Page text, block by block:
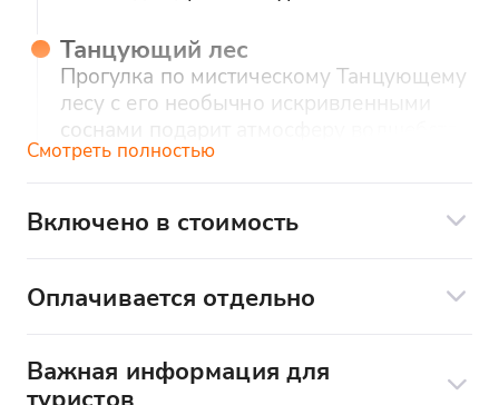
Танцующий лес
Прогулка по мистическому Танцующему
лесу с его необычно искривленными
соснами подарит атмосферу волшебства
и загадок природы.
Королевский почтовый тракт
тракту, по которому когда-то шли
Берег Балтики
Смотреть полностью
Включено в стоимость
Экскурсионное сопровождение
Оплачивается отдельно
Проезд в национальный парк - 300₽/
Важная информация для
туристов